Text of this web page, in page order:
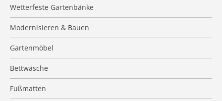
Wetterfeste Gartenbänke
Modernisieren & Bauen
Gartenmöbel
Bettwäsche
Fußmatten